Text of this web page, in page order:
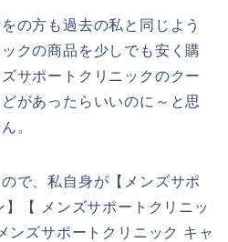
の方も過去の私と同じよう
クの商品を少しでも安く購
サポートクリニックのクー
があったらいいのに～と思
。
で、私自身が【メンズサポ
【 メンズサポートクリニッ
ンズサポートクリニック キャ